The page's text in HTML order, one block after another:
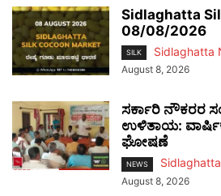
Sidlaghatta
08/08/2026
SILK Sidlaghatta
August 8, 2026
ಸರ್ಕಾರಿ ನೌಕರರ
ಉಳಿತಾಯ:
ಘೋಷಣೆ
NEWS
August 8, 2026